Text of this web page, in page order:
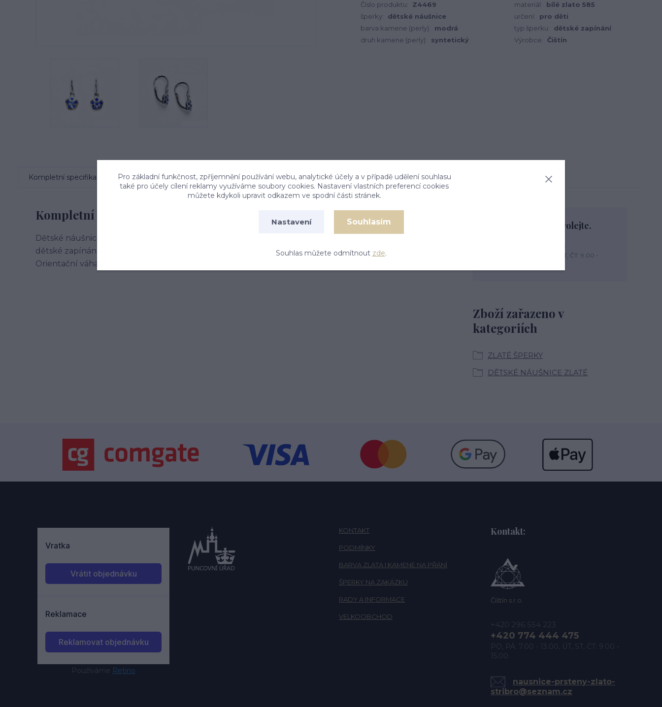
Číslo produktu: Z4469 materiál:
bílé zlato 585
šperky:
dětské náušnice určení:
pro děti
barva kamene (perly):
modrá typ šperku:
dětské zapínání
druh kamene (perly):
syntetický Výrobce: Čištín
Kompletní specifikace Komentáře 0
Kompletní specifikace
Dětské náušnice jsou zdobeny zirkony v barvě spinelu. Materiál je zlato 585/1000. Náušnice mají
dětské zapínání - na brizuru. Celková výška náušnice je 14 mm. Rozměr na šířku je 6 mm.
Orientační váha náušnic je 0,89 g.
Zboží zařazeno v
kategoriích
ZLATÉ ŠPERKY
DĚTSKÉ NÁUŠNICE ZLATÉ
Nevíte si rady? Zavolejte.
+420 774 444 475
PO, PÁ: 7.00 - 13.00, ÚT, ST, ČT: 9.00 -
Používáme Retino
KONTAKT
PODMÍNKY
BARVA ZLATA I KAMENE NA PŘÁNÍ
ŠPERKY NA ZAKÁZKU
RADY A INFORMACE
VELKOOBCHOD
Kontakt:
Čištín s.r.o.
+420 296 554 223
+420 774 444 475
PO, PÁ: 7.00 - 13.00, ÚT, ST, ČT: 9.00 -
15.00
nausnice-prsteny-zlato-
stribro@seznam.cz
Pro základní funkčnost, zpříjemnění používání webu, analytické účely a v případě udělení souhlasu
také pro účely cílení reklamy využíváme soubory cookies. Nastavení vlastních preferencí cookies
můžete kdykoli upravit odkazem ve spodní části stránek.
Nastavení Souhlasím
Souhlas můžete odmítnout zde.